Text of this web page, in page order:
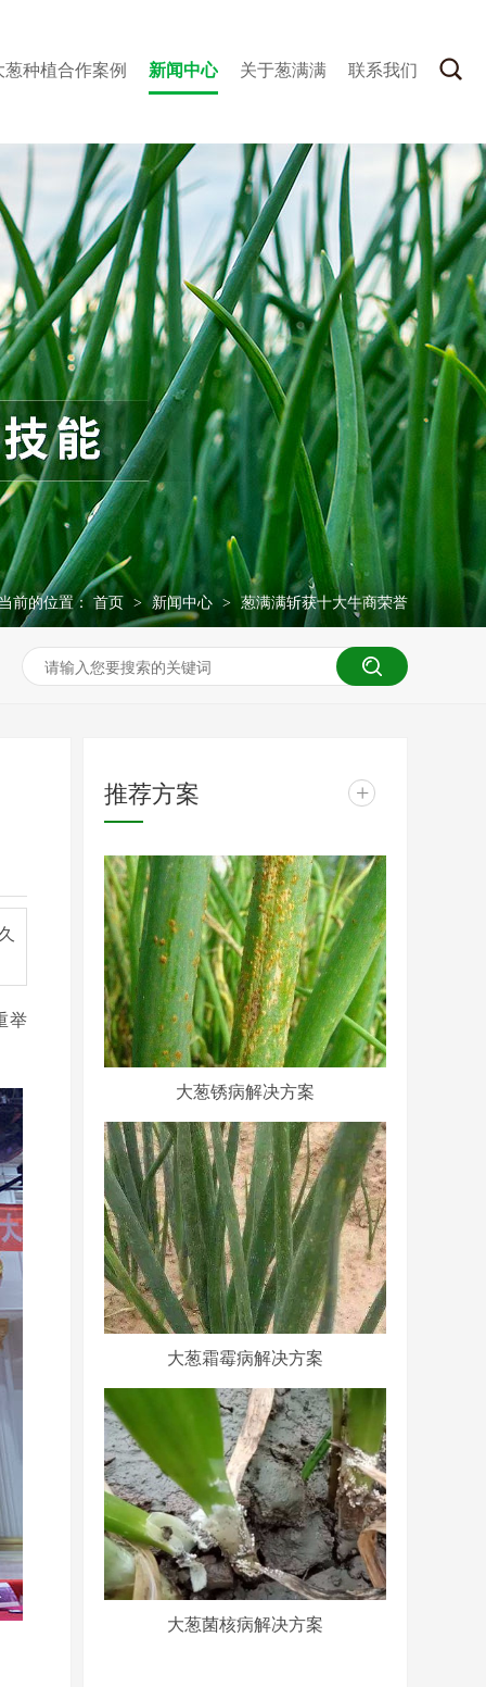
葱种植合作案例 新闻中心 关于葱满满 联系我们
前的位置： 首页 > 新闻中心 > 葱满满斩获十大牛商荣誉
举
推荐方案 +
大葱锈病解决方案
大葱霜霉病解决方案
大葱菌核病解决方案